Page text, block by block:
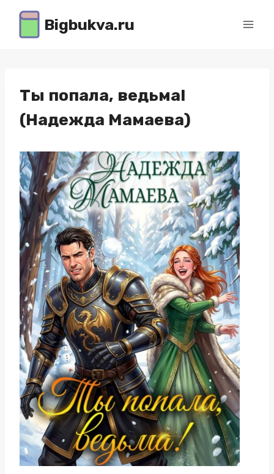
Перейти
содержимому
Bigbukva.ru
Ты попала, ведьма!
(Надежда Мамаева)